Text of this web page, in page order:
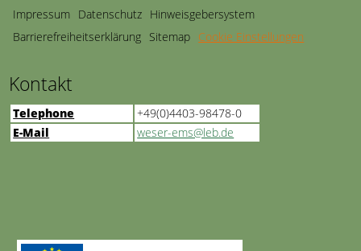
Navigation
überspringen
Impressum Datenschutz Hinweisgebersystem
Barrierefreiheitserklärung Sitemap Cookie Einstellungen
Kontakt
Telephone
+49(0)4403-98478-0
E-Mail
weser-ems@leb.de